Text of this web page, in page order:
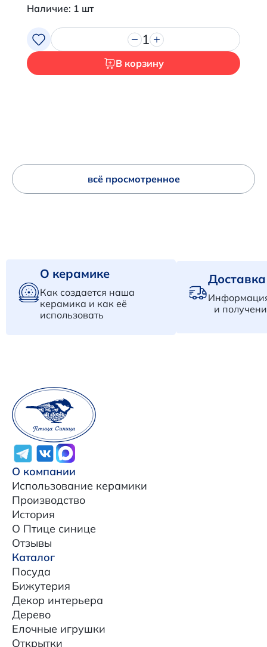
Наличие: 1 шт
1
В корзину
всё просмотренное
О керамике
Как создается наша
керамика и как её
использовать
и
О компании
Использование керамики
Производство
История
О Птице синице
Отзывы
Каталог
Посуда
Бижутерия
Декор интерьера
Дерево
Елочные игрушки
Открытки